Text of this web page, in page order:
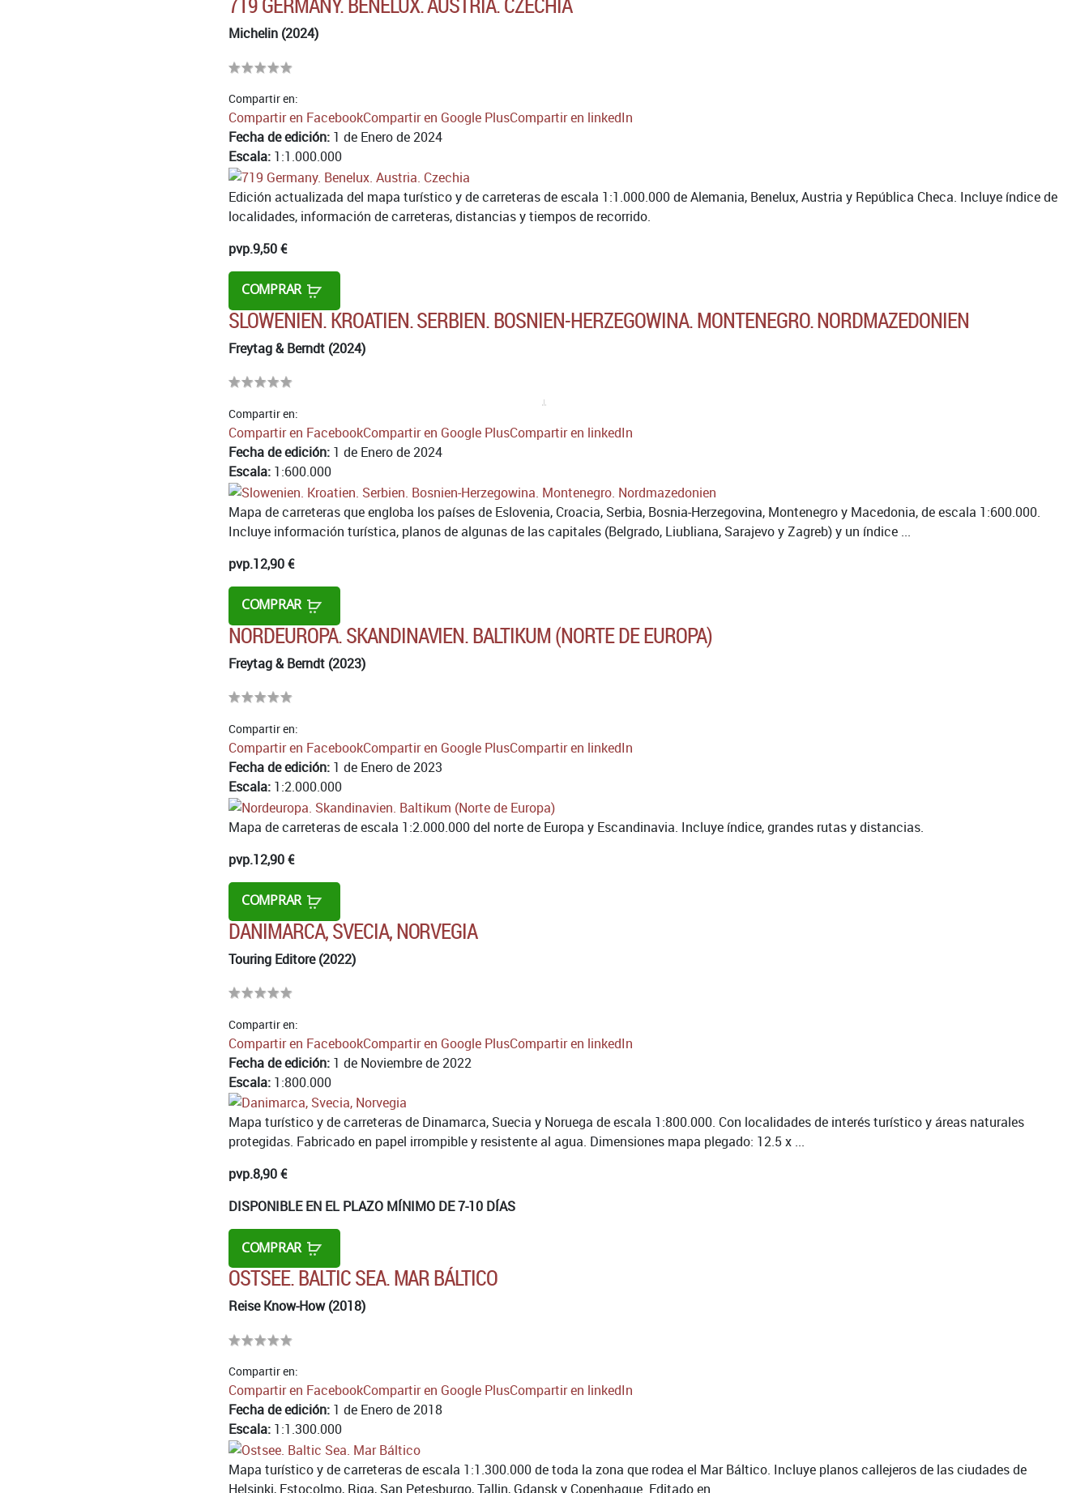
Michelin (2024)
Compartir en:
Compartir en FacebookCompartir en Google PlusCompartir en linkedIn
Fecha de edición: 1 de Enero de 2024
Escala: 1:1.000.000
Edición actualizada del mapa turístico y de carreteras de escala 1:1.000.000 de Alemania, Benelux, Austria y República Checa. Incluye índice de
localidades, información de carreteras, distancias y tiempos de recorrido.
pvp.9,50 €
COMPRAR
SLOWENIEN. KROATIEN. SERBIEN. BOSNIEN-HERZEGOWINA. MONTENEGRO. NORDMAZEDONIEN
Freytag & Berndt (2024)
Compartir en:
Compartir en FacebookCompartir en Google PlusCompartir en linkedIn
Fecha de edición: 1 de Enero de 2024
Escala: 1:600.000
Mapa de carreteras que engloba los países de Eslovenia, Croacia, Serbia, Bosnia-Herzegovina, Montenegro y Macedonia, de escala 1:600.000.
Incluye información turística, planos de algunas de las capitales (Belgrado, Liubliana, Sarajevo y Zagreb) y un índice ...
pvp.12,90 €
COMPRAR
NORDEUROPA. SKANDINAVIEN. BALTIKUM (NORTE DE EUROPA)
Freytag & Berndt (2023)
Compartir en:
Compartir en FacebookCompartir en Google PlusCompartir en linkedIn
Fecha de edición: 1 de Enero de 2023
Escala: 1:2.000.000
Mapa de carreteras de escala 1:2.000.000 del norte de Europa y Escandinavia. Incluye índice, grandes rutas y distancias.
pvp.12,90 €
COMPRAR
DANIMARCA, SVECIA, NORVEGIA
Touring Editore (2022)
Compartir en:
Compartir en FacebookCompartir en Google PlusCompartir en linkedIn
Fecha de edición: 1 de Noviembre de 2022
Escala: 1:800.000
Mapa turístico y de carreteras de Dinamarca, Suecia y Noruega de escala 1:800.000. Con localidades de interés turístico y áreas naturales
protegidas. Fabricado en papel irrompible y resistente al agua. Dimensiones mapa plegado: 12.5 x ...
pvp.8,90 €
DISPONIBLE EN EL PLAZO MÍNIMO DE 7-10 DÍAS
COMPRAR
OSTSEE. BALTIC SEA. MAR BÁLTICO
Reise Know-How (2018)
Compartir en:
Compartir en FacebookCompartir en Google PlusCompartir en linkedIn
Fecha de edición: 1 de Enero de 2018
Escala: 1:1.300.000
Mapa turístico y de carreteras de escala 1:1.300.000 de toda la zona que rodea el Mar Báltico. Incluye planos callejeros de las ciudades de
Helsinki, Estocolmo, Riga, San Petesburgo, Tallin, Gdansk y Copenhague. Editado en ...